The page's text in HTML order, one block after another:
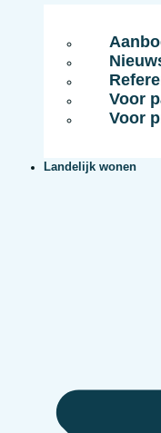
Voor
Voor
Landelijk wonen